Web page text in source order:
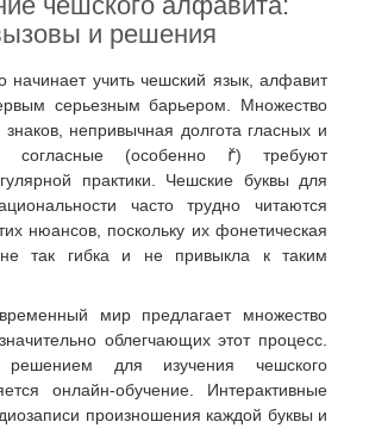
и решения
начинает учить чешский язык, алфавит
серьезным барьером. Множество
знаков, непривычная долгота гласных и
согласные (особенно
ř) требуют
практики. Чешские буквы для
часто трудно читаются
нюансов, поскольку их фонетическая
так гибка и не привыкла к таким
мир предлагает множество
облегчающих этот процесс.
решением для изучения чешского
онлайн-обучение. Интерактивные
произношения каждой буквы и